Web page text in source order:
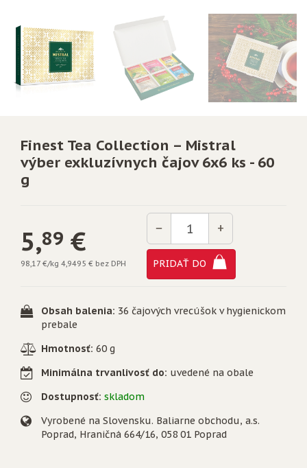
Finest Tea Collection – Mistral
výber exkluzívnych čajov 6x6 ks - 60
g
5,89 €
98,17 €/kg 4,9495 € bez DPH
−
Množstvo
+
PRIDAŤ DO
Obsah balenia: 36 čajových vrecúšok v hygienickom
prebale
Hmotnosť: 60 g
Minimálna trvanlivosť do: uvedené na obale
Dostupnosť: skladom
Vyrobené na Slovensku. Baliarne obchodu, a.s.
Poprad, Hraničná 664/16, 058 01 Poprad